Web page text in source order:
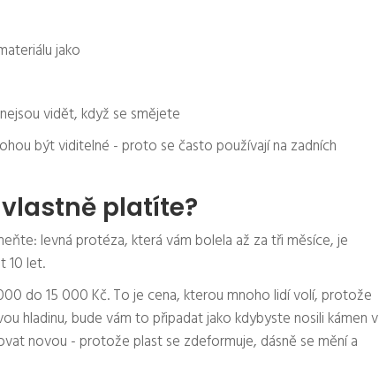
jako
vidět, když se smějete
být viditelné - proto se často používají na zadních
platíte?
levná protéza, která vám bolela až za tři měsíce, je
10 let.
do 15 000 Kč. To je cena, kterou mnoho lidí volí, protože
hladinu, bude vám to připadat jako kdybyste nosili kámen v
novou - protože plast se zdeformuje, dásně se mění a